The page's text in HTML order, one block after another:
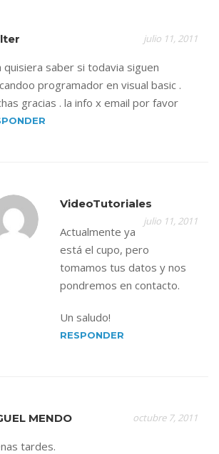
julio 11, 2011
quisiera saber si todavia siguen
programador en visual basic .
gracias . la info x email por favor
VideoTutoriales
julio 11, 2011
Actualmente ya
está el cupo, pero
tomamos tus datos y nos
pondremos en contacto.
Un saludo!
RESPONDER
MENDO octubre 7, 2011
tardes.